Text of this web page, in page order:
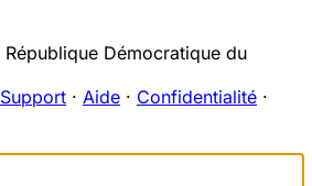
République Démocratique du
Support · Aide · Confidentialité ·